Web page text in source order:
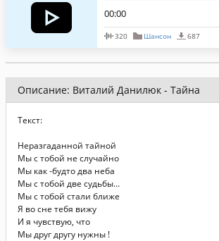
00:00
320 Шансон 687
Описание: Виталий Данилюк - Тайна
Текст:
Неразгаданной тайной
Мы с тобой не случайно
Мы как -будто два неба
Мы с тобой две судьбы...
Мы с тобой стали ближе
Я во сне тебя вижу
И я чувствую, что
Мы друг другу нужны !